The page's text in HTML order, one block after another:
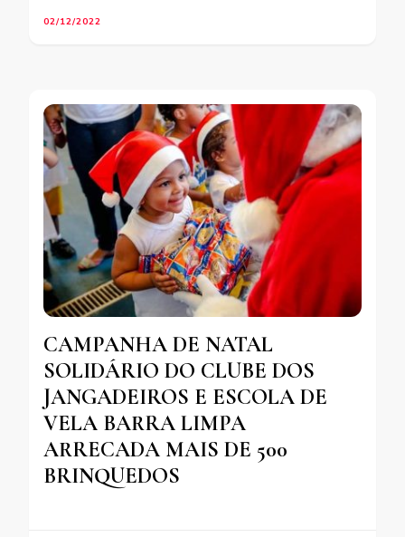
02/12/2022
CAMPANHA DE NATAL
SOLIDÁRIO DO CLUBE DOS
JANGADEIROS E ESCOLA DE
VELA BARRA LIMPA
ARRECADA MAIS DE 500
BRINQUEDOS